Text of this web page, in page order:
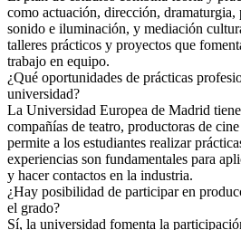
como actuación, dirección, dramaturgia,
sonido e iluminación, y mediación
talleres prácticos y proyectos que
trabajo en equipo.
¿Qué oportunidades de prácticas
universidad?
La Universidad Europea de Madrid
compañías de teatro, productoras de
permite a los estudiantes realizar
experiencias son fundamentales para
y hacer contactos en la industria.
¿Hay posibilidad de participar en
el grado?
Sí, la universidad fomenta la